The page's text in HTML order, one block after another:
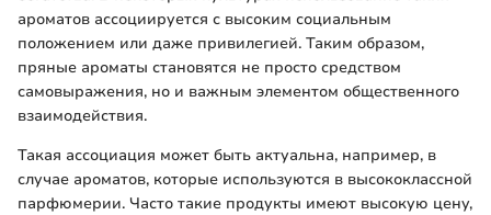
ароматов ассоциируется с высоким социальным
положением или даже привилегией. Таким образом,
пряные ароматы становятся не просто средством
самовыражения, но и важным элементом общественного
взаимодействия.
Такая ассоциация может быть актуальна, например, в
случае ароматов, которые используются в высококлассной
парфюмерии. Часто такие продукты имеют высокую цену,